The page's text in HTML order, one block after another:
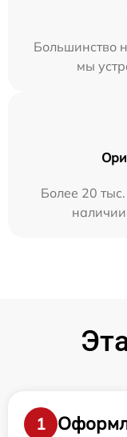
Большинство
мы
Более 20
1